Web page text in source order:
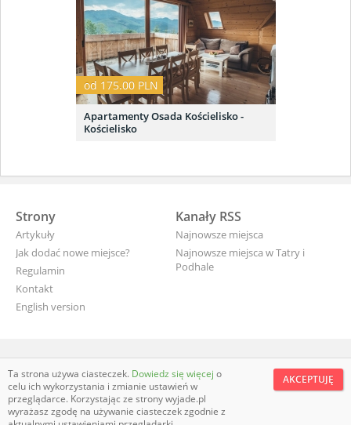
od 175.00 PLN
Apartamenty Osada Kościelisko -
Kościelisko
Strony
Artykuły
Jak dodać nowe miejsce?
Regulamin
Kontakt
English version
Kanały RSS
Najnowsze miejsca
Najnowsze miejsca w Tatry i
Podhale
wyjade.pl - turystyczna Polska
AKCEPTUJĘ
Ta strona używa ciasteczek. Dowiedz się więcej o
celu ich wykorzystania i zmianie ustawień w
przeglądarce. Korzystając ze strony wyjade.pl
wyrażasz zgodę na używanie ciasteczek zgodnie z